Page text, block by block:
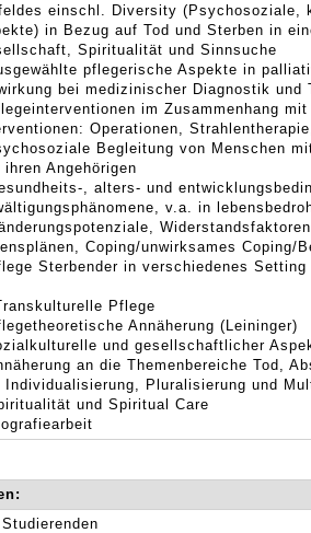
einschl. Diversity (Psychosoziale,
in Bezug auf Tod und Sterben in
Spiritualität und Sinnsuche
pflegerische Aspekte in
bei medizinischer Diagnostik und
im Zusammenhang
Operationen,
Begleitung von Menschen
ihren Angehörigen
, alters- und
v.a. in
Coping/unwirksames Coping/
Sterbender in verschiedenes Setting
Pflege
Annäherung (Leininger)
und gesellschaftlicher
an die Themenbereiche Tod,
Individualisierung, Pluralisierung und
und Spiritual Care
Studierenden